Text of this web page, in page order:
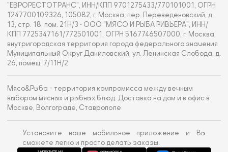
"ЕВРОРЕСТОТРАНС", ИНН/КПП 9701275433/770101001, ОГРН
1247700109326, 105082, г. Москва, пер. Переведеновский, д
13, стр. 18, пом. 21Н/3 • ООО "МЯСО И РЫБА РИВЬЕРА", ИНН/
КПП 7725347161/772501001, ОГРН 5167746507000, г. Москва,
внутригородская территория города федерального значения
Муниципальный Округ Даниловский, ул. Ленинская Слобода, д.
26, помещ. 7/11Н/2
Мясо&Рыба - территория компромисса между вечным
выбором мясных и рыбных блюд. Доставка на дом и в офис в
Москве, Волгограде, Ставрополе
Установите наше мобильное приложение и Вы
сможете легко и просто делать заказы.